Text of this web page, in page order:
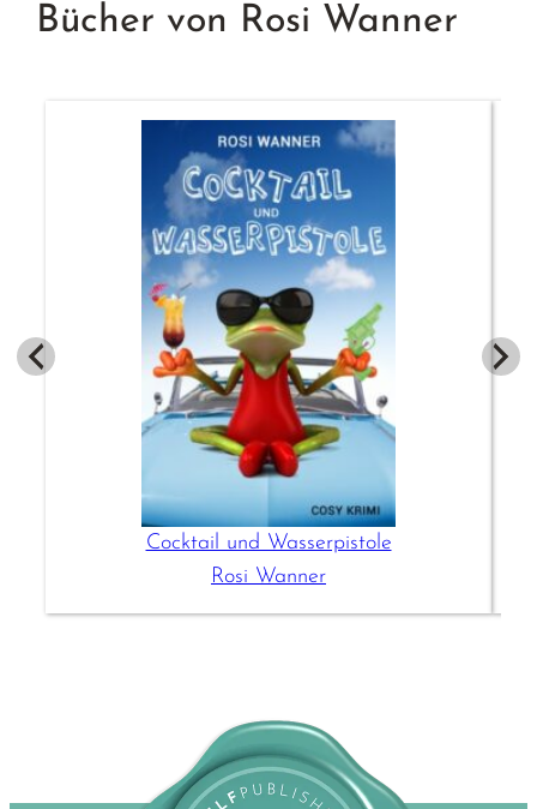
Bücher von Rosi Wanner
Cocktail und Wasserpistole
Rosi Wanner